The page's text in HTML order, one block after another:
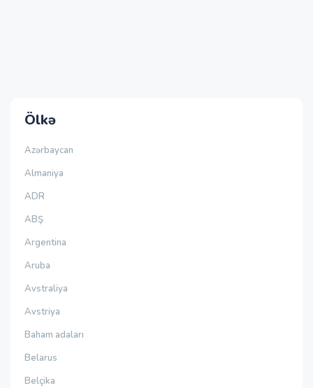
Ölkə
Azərbaycan
Almaniya
ADR
ABŞ
Argentina
Aruba
Avstraliya
Avstriya
Baham adaları
Belarus
Belçika